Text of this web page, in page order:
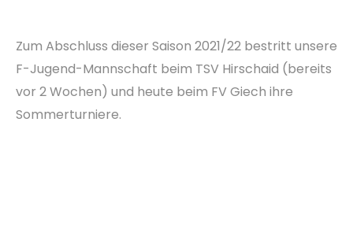
Zum Abschluss dieser Saison 2021/22 bestritt unsere
F-Jugend-Mannschaft beim TSV Hirschaid (bereits
vor 2 Wochen) und heute beim FV Giech ihre
Sommerturniere.